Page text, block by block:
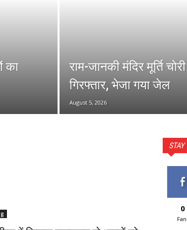
का
राम-जानकी मंदिर मूर्ति
गिरफ्तार, भेजा गया जेल
August 5, 2026
0